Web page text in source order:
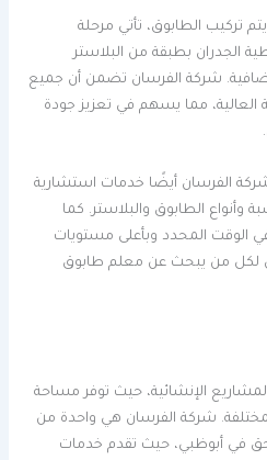
تركيب الطابوق، تأتي مرحلة
الجدران بطبقة من البلاستر
شركة الفرسان تضمن أن جميع
العالية، مما يسهم في تعزيز جودة
الفرسان أيضًا خدمات استشارية
وأنواع الطابوق والبلاستر. كما
الوقت المحدد وبأعلى مستويات
لكل من يبحث عن معلم طابوق
الإنشائية، حيث توفر مساحة
شركة الفرسان هي واحدة من
في أبوظبي، حيث تقدم خدمات